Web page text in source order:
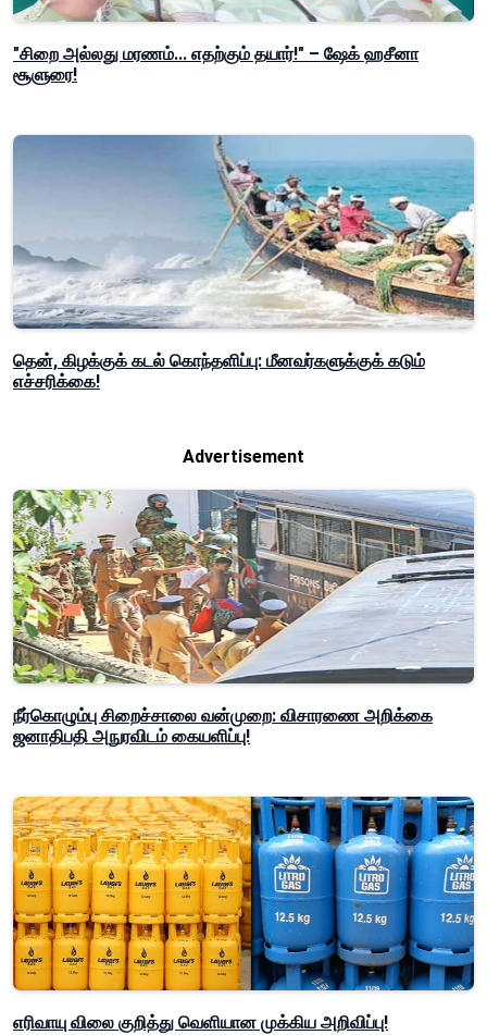
"சிறை அல்லது மரணம்... எதற்கும் தயார்!" – ஷேக் ஹசீனா
சூளுரை!
தென், கிழக்குக் கடல் கொந்தளிப்பு: மீனவர்களுக்குக் கடும்
எச்சரிக்கை!
Advertisement
நீர்கொழும்பு சிறைச்சாலை வன்முறை: விசாரணை அறிக்கை
ஜனாதிபதி அநுரவிடம் கையளிப்பு!
எரிவாயு விலை குறித்து வெளியான முக்கிய அறிவிப்பு!